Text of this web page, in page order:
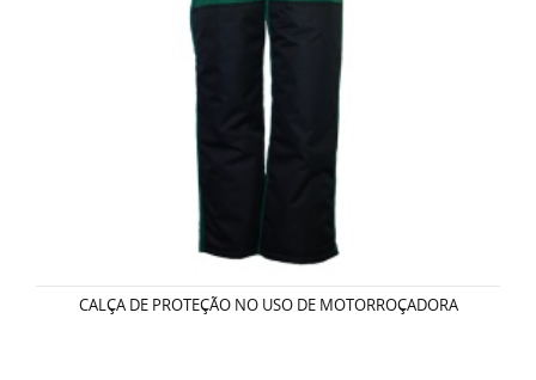
CALÇA DE PROTEÇÃO NO USO DE MOTORROÇADORA